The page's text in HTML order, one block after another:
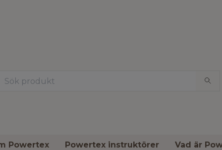
Powertex Powertex instruktörer Vad är